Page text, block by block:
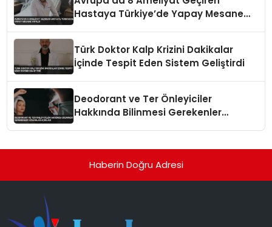
Hastaya Türkiye’de Yapay Mesane
Türk Doktor Kalp Krizini Dakikalar
İçinde Tespit Eden Sistem Geliştirdi
Deodorant ve Ter Önleyiciler
Hakkında Bilinmesi Gerekenler
Haberin Doğru Adresi